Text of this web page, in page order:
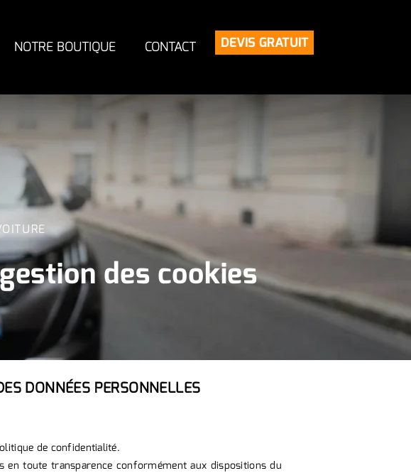
NOTRE BOUTIQUE CONTACT DEVIS GRATUIT
des cookies
DONNÉES PERSONNELLES
de confidentialité.
toute transparence conformément aux dispositions du